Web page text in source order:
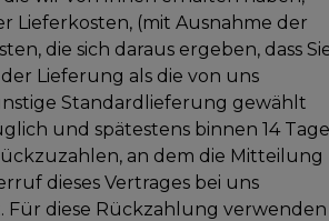
Lieferkosten, (mit Ausnahme der
die sich daraus ergeben, dass
Lieferung als die von uns
Standardlieferung gewählt
und spätestens binnen 14
an dem die Mitteilung
dieses Vertrages bei uns
Für diese Rückzahlung verwenden